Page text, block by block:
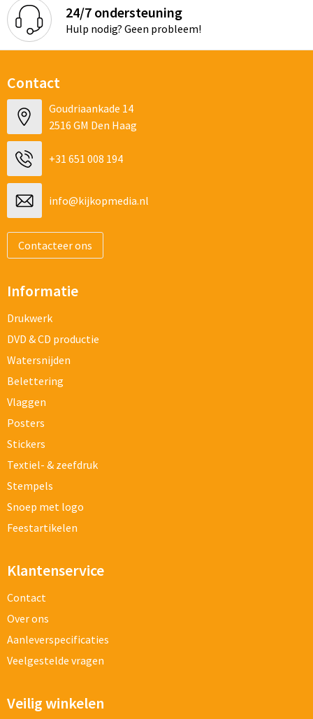
24/7 ondersteuning
Hulp nodig? Geen probleem!
Contact
Goudriaankade 14
2516 GM Den Haag
+31 651 008 194
info@kijkopmedia.nl
Contacteer ons
Informatie
Drukwerk
DVD & CD productie
Watersnijden
Belettering
Vlaggen
Posters
Stickers
Textiel- & zeefdruk
Stempels
Snoep met logo
Feestartikelen
Klantenservice
Contact
Over ons
Aanleverspecificaties
Veelgestelde vragen
Veilig winkelen